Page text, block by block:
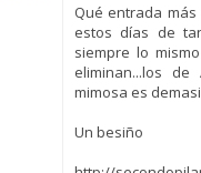
Qué entrada
estos días de
siempre lo
eliminan...los
mimosa es
Un besiño